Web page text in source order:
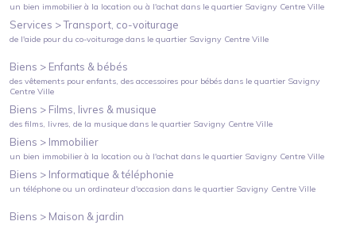
un bien immobilier à la location ou à l'achat dans le quartier Savigny Centre Ville
Services >Transport, co-voiturage
de l'aide pour du co-voiturage dans le quartier Savigny Centre Ville
Biens > Enfants & bébés
des vêtements pour enfants, des accessoires pour bébés dans le quartier Savigny
Centre Ville
Biens > Films, livres & musique
des films, livres, de la musique dans le quartier Savigny Centre Ville
Biens > Immobilier
un bien immobilier à la location ou à l'achat dans le quartier Savigny Centre Ville
Biens > Informatique & téléphonie
un téléphone ou un ordinateur d'occasion dans le quartier Savigny Centre Ville
Biens > Maison & jardin